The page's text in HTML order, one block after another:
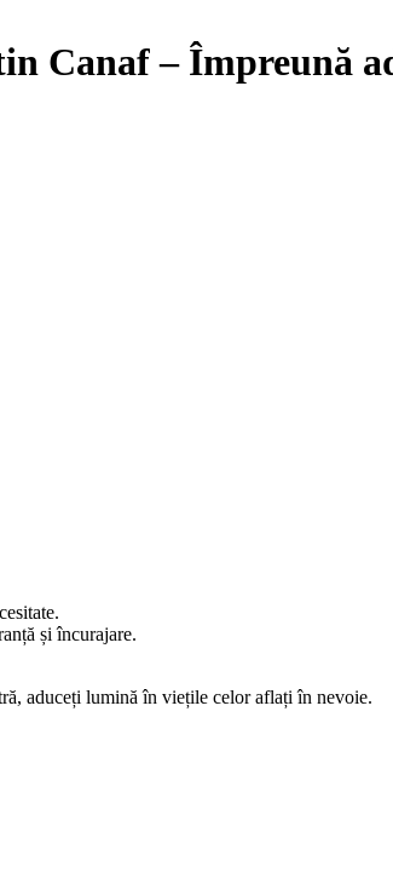
Canaf – Împreună
și încurajare.
aduceți lumină în viețile celor aflați în nevoie.